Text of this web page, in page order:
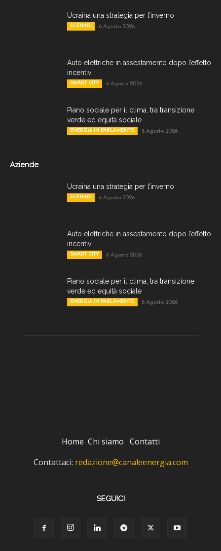
Ucraina una strategia per l’inverno
SCENARI 6 Agosto 2026
Auto elettriche in assestamento dopo l’effetto
incentivi
SMART CITY 6 Agosto 2026
Piano sociale per il clima, tra transizione
verde ed equità sociale
ENERGIA IN PARLAMENTO 6 Agosto 2026
Aziende
Ucraina una strategia per l’inverno
SCENARI 6 Agosto 2026
Auto elettriche in assestamento dopo l’effetto
incentivi
SMART CITY 6 Agosto 2026
Piano sociale per il clima, tra transizione
verde ed equità sociale
ENERGIA IN PARLAMENTO 6 Agosto 2026
Home Chi siamo Contatti
Contattaci: redazione@canaleenergia.com
SEGUICI